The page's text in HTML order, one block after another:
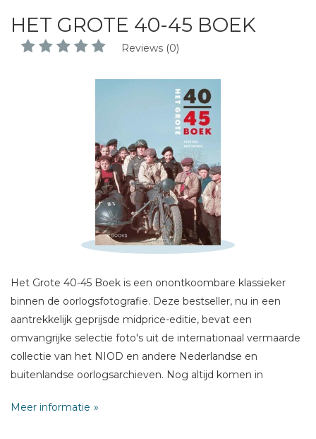
HET GROTE 40-45 BOEK
Reviews (0)
Het Grote 40-45 Boek is een onontkoombare klassieker
binnen de oorlogsfotografie. Deze bestseller, nu in een
aantrekkelijk geprijsde midprice-editie, bevat een
omvangrijke selectie foto's uit de internationaal vermaarde
collectie van het NIOD en andere Nederlandse en
buitenlandse oorlogsarchieven. Nog altijd komen in
Tweede Wereldoorlog boven water. Dit intrigerende boek is
Meer informatie
Schrijf hieronder je review!
Naam *
Titel *
Bericht *